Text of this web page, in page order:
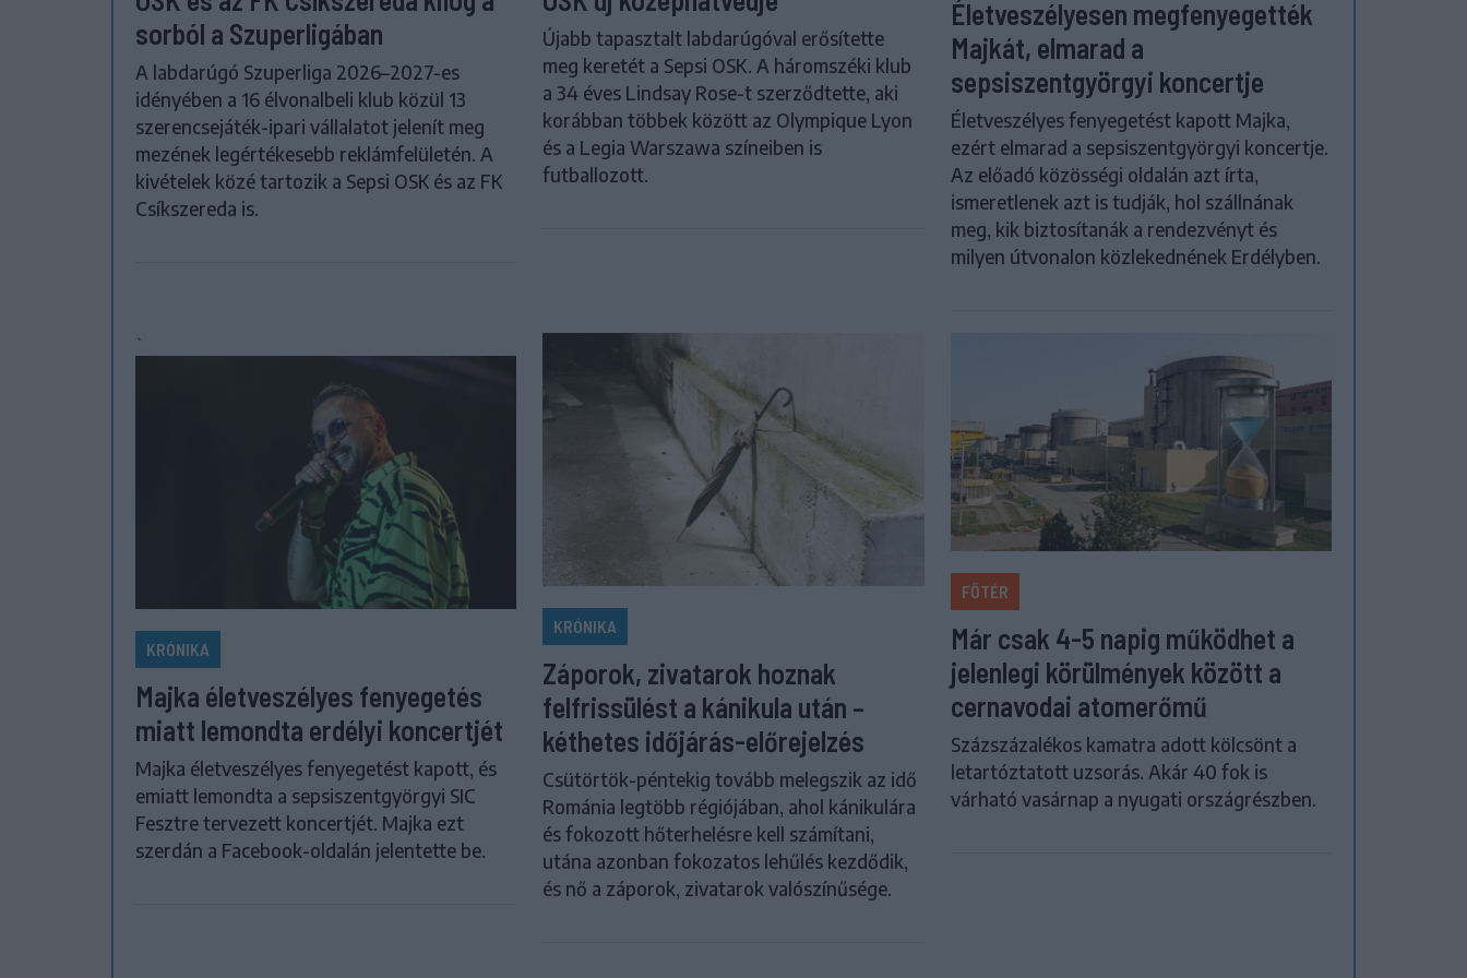
sorból a Szuperligában
A labdarúgó Szuperliga 2026–2027-es
idényében a 16 élvonalbeli klub közül 13
szerencsejáték-ipari vállalatot jelenít meg
mezének legértékesebb reklámfelületén. A
kivételek közé tartozik a Sepsi OSK és az FK
Csíkszereda is.
Újabb tapasztalt labdarúgóval erősítette
meg keretét a Sepsi OSK. A háromszéki klub
a 34 éves Lindsay Rose-t szerződtette, aki
korábban többek között az Olympique Lyon
és a Legia Warszawa színeiben is
futballozott.
Életveszélyesen megfenyegették
Majkát, elmarad a
sepsiszentgyörgyi koncertje
Életveszélyes fenyegetést kapott Majka,
ezért elmarad a sepsiszentgyörgyi koncertje.
Az előadó közösségi oldalán azt írta,
ismeretlenek azt is tudják, hol szállnának
meg, kik biztosítanák a rendezvényt és
milyen útvonalon közlekednének Erdélyben.
`
KRÓNIKA
Majka életveszélyes fenyegetés
miatt lemondta erdélyi koncertjét
Majka életveszélyes fenyegetést kapott, és
emiatt lemondta a sepsiszentgyörgyi SIC
Fesztre tervezett koncertjét. Majka ezt
szerdán a Facebook-oldalán jelentette be.
KRÓNIKA
Záporok, zivatarok hoznak
felfrissülést a kánikula után –
kéthetes időjárás-előrejelzés
Csütörtök-péntekig tovább melegszik az idő
Románia legtöbb régiójában, ahol kánikulára
és fokozott hőterhelésre kell számítani,
utána azonban fokozatos lehűlés kezdődik,
és nő a záporok, zivatarok valószínűsége.
FŐTÉR
Már csak 4-5 napig működhet a
jelenlegi körülmények között a
cernavodai atomerőmű
Százszázalékos kamatra adott kölcsönt a
letartóztatott uzsorás. Akár 40 fok is
várható vasárnap a nyugati országrészben.